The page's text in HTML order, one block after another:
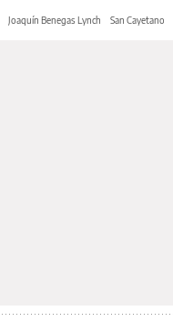
Joaquín Benegas Lynch San Cayetano